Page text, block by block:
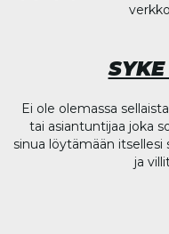
Ei ole olemassa
tai asiantuntijaa joka
sinua löytämään
ja